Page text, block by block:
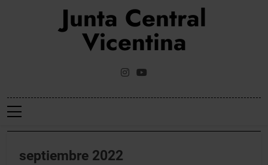
Junta Central
Vicentina
Web Oficial De La Junta Central Vicentina De Valencia
septiembre 2022